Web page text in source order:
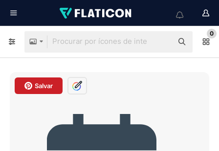
0
Salvar